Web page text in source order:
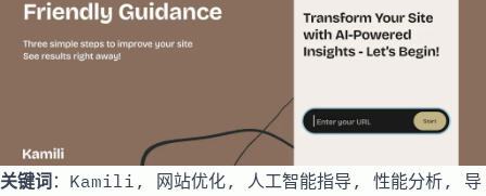
关键词：Kamili, 网站优化, 人工智能指导, 性能分析, 导